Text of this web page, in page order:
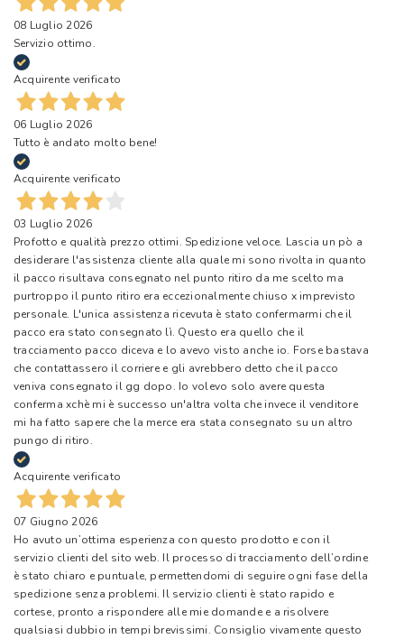
08 Luglio 2026
Servizio ottimo.
Acquirente verificato
06 Luglio 2026
Tutto è andato molto bene!
Acquirente verificato
03 Luglio 2026
Profotto e qualità prezzo ottimi. Spedizione veloce. Lascia un pò a
desiderare l'assistenza cliente alla quale mi sono rivolta in quanto
il pacco risultava consegnato nel punto ritiro da me scelto ma
purtroppo il punto ritiro era eccezionalmente chiuso x imprevisto
personale. L'unica assistenza ricevuta è stato confermarmi che il
pacco era stato consegnato lì. Questo era quello che il
tracciamento pacco diceva e lo avevo visto anche io. Forse bastava
che contattassero il corriere e gli avrebbero detto che il pacco
veniva consegnato il gg dopo. Io volevo solo avere questa
conferma xchè mi è successo un'altra volta che invece il venditore
mi ha fatto sapere che la merce era stata consegnato su un altro
pungo di ritiro.
Acquirente verificato
07 Giugno 2026
Ho avuto un’ottima esperienza con questo prodotto e con il
servizio clienti del sito web. Il processo di tracciamento dell’ordine
è stato chiaro e puntuale, permettendomi di seguire ogni fase della
spedizione senza problemi. Il servizio clienti è stato rapido e
cortese, pronto a rispondere alle mie domande e a risolvere
qualsiasi dubbio in tempi brevissimi. Consiglio vivamente questo